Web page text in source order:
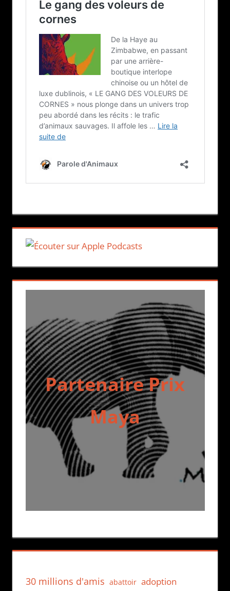
Partenaire Prix
Maya
30 millions d'amis abattoir adoption